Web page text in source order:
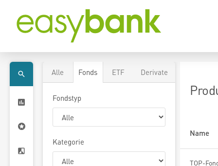
Alle Fonds ETF Derivate
Fondstyp
Kategorie
Name